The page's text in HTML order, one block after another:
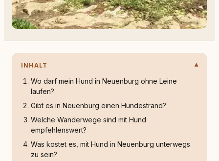
INHALT
Wo darf mein Hund in Neuenburg ohne Leine
laufen?
Gibt es in Neuenburg einen Hundestrand?
Welche Wanderwege sind mit Hund
empfehlenswert?
Was kostet es, mit Hund in Neuenburg unterwegs
zu sein?